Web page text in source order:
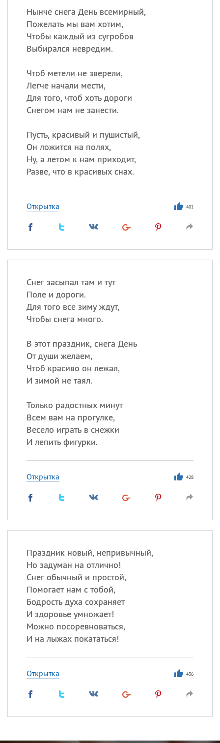
Нынче снега День всемирный,
Пожелать мы вам хотим,
Чтобы каждый из сугробов
Выбирался невредим.
Чтоб метели не зверели,
Легче начали мести,
Для того, чтоб хоть дороги
Снегом нам не занести.
Пусть, красивый и пушистый,
Он ложится на полях,
Ну, а летом к нам приходит,
Разве, что в красивых снах.
Открытка 401
Снег засыпал там и тут
Поле и дороги.
Для того все зиму ждут,
Чтобы снега много.
В этот праздник, снега День
От души желаем,
Чтоб красиво он лежал,
И зимой не таял.
Только радостных минут
Всем вам на прогулке,
Весело играть в снежки
И лепить фигурки.
Открытка 428
Праздник новый, непривычный,
Но задуман на отлично!
Снег обычный и простой,
Помогает нам с тобой,
Бодрость духа сохраняет
И здоровье умножает!
Можно посоревноваться,
И на лыжах покататься!
Открытка 436